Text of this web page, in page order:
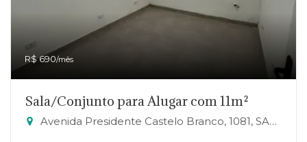
R$ 690/mês
Sala/Conjunto para Alugar com 11m²
Avenida Presidente Castelo Branco, 1081, SALA 25 - Jardim Zaira, Mauá-SP